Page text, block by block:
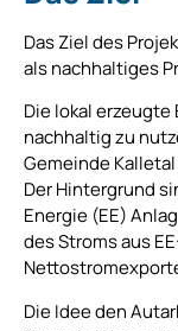
Das Ziel des
als nachhaltiges
Die lokal erzeugte
nachhaltig zu
Gemeinde
Der Hintergrund
Energie (EE)
des Stroms aus
Die Idee den